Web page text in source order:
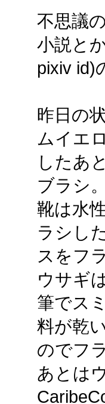
不思議
小説と
pixiv id)
昨日の
ムイエ
したあ
ブラシ。
靴は水
ラシし
スをフ
ウサギ
筆でス
料が乾
のでフ
あとは